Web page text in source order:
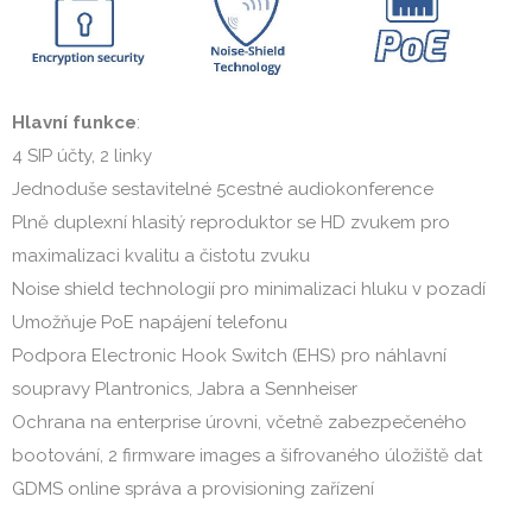
Hlavní funkce:
4 SIP účty, 2 linky
Jednoduše sestavitelné 5cestné audiokonference
Plně duplexní hlasitý reproduktor se HD zvukem pro
maximalizaci kvalitu a čistotu zvuku
Noise shield technologií pro minimalizaci hluku v pozadí
Umožňuje PoE napájení telefonu
Podpora Electronic Hook Switch (EHS) pro náhlavní
soupravy Plantronics, Jabra a Sennheiser
Ochrana na enterprise úrovni, včetně zabezpečeného
bootování, 2 firmware images a šifrovaného úložiště dat
GDMS online správa a provisioning zařízení